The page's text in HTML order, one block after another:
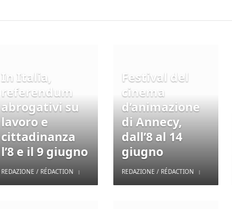
In Italia,
referendum
abrogativi su
lavoro e
cittadinanza
l’8 e il 9 giugno
REDAZIONE / RÉDACTION
Festival del
cinema
d’animazione
di Annecy,
dall’8 al 14
giugno
REDAZIONE / RÉDACTION